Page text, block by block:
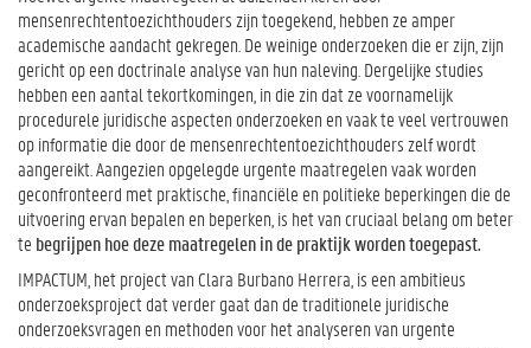
mensenrechtentoezichthouders zijn toegekend, hebben ze amper
academische aandacht gekregen. De weinige onderzoeken die er zijn, zijn
gericht op een doctrinale analyse van hun naleving. Dergelijke studies
hebben een aantal tekortkomingen, in die zin dat ze voornamelijk
procedurele juridische aspecten onderzoeken en vaak te veel vertrouwen
op informatie die door de mensenrechtentoezichthouders zelf wordt
aangereikt. Aangezien opgelegde urgente maatregelen vaak worden
geconfronteerd met praktische, financiële en politieke beperkingen die de
uitvoering ervan bepalen en beperken, is het van cruciaal belang om beter
te begrijpen hoe deze maatregelen in de praktijk worden toegepast.
IMPACTUM, het project van Clara Burbano Herrera, is een ambitieus
onderzoeksproject dat verder gaat dan de traditionele juridische
onderzoeksvragen en methoden voor het analyseren van urgente